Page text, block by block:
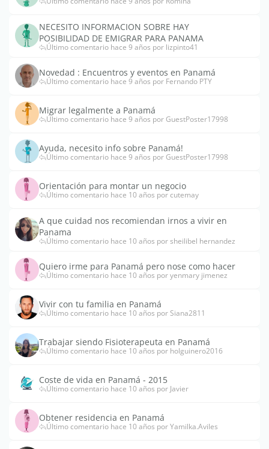
NECESITO INFORMACION SOBRE HAY
POSIBILIDAD DE EMIGRAR PARA PANAMA
Último comentario hace 9 años por lizpinto41
Novedad : Encuentros y eventos en Panamá
Último comentario hace 9 años por Fernando PTY
Migrar legalmente a Panamá
Último comentario hace 9 años por GuestPoster17998
Ayuda, necesito info sobre Panamá!
Último comentario hace 9 años por GuestPoster17998
Orientación para montar un negocio
Último comentario hace 10 años por cutemay
A que cuidad nos recomiendan irnos a vivir en
Panama
Último comentario hace 10 años por sheilibel hernandez
Quiero irme para Panamá pero nose como hacer
Último comentario hace 10 años por yenmary jimenez
Vivir con tu familia en Panamá
Último comentario hace 10 años por Siana2811
Trabajar siendo Fisioterapeuta en Panamá
Último comentario hace 10 años por holguinero2016
Coste de vida en Panamá - 2015
Último comentario hace 10 años por Javier
Obtener residencia en Panamá
Último comentario hace 10 años por Yamilka.Aviles